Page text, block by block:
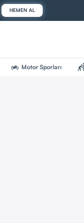
HEMEN AL
two_wheeler Motor Sporları